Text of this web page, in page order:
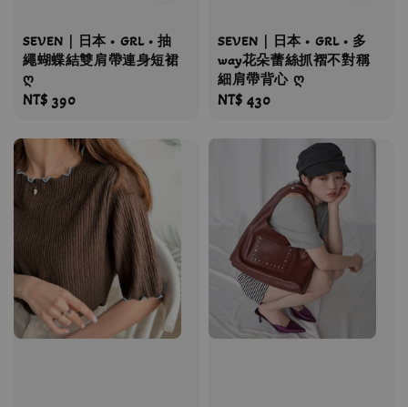
SEVEN｜日本 • GRL • 抽
繩蝴蝶結雙肩帶連身短裙
ღ
Regular
NT$ 390
SEVEN｜日本 • GRL • 多
way花朵蕾絲抓褶不對稱
細肩帶背心 ღ
Regular
NT$ 430